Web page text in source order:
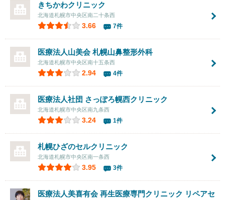
きちかわクリニック
北海道札幌市中央区南二十条西
3.66 7件
医療法人山美会札幌山鼻整形外科
北海道札幌市中央区南十五条西
2.94 4件
医療法人社団 さっぽろ幌西クリニック
北海道札幌市中央区南九条西
3.24 1件
札幌ひざのセルクリニック
北海道札幌市中央区南一条西
3.95 3件
医療法人美喜有会再生医療専門クリニック リペアセ